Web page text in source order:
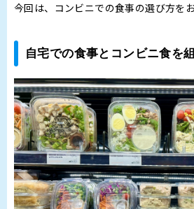
今回は、コンビニでの食事の選び方をお
自宅での食事とコンビニ食を